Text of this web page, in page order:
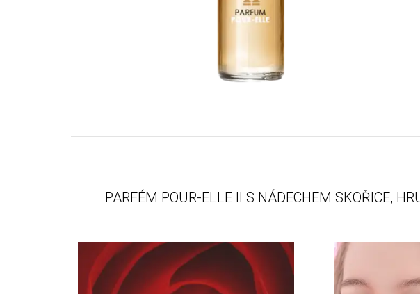
PARFÉM POUR-ELLE II S NÁDECHEM SKOŘICE,